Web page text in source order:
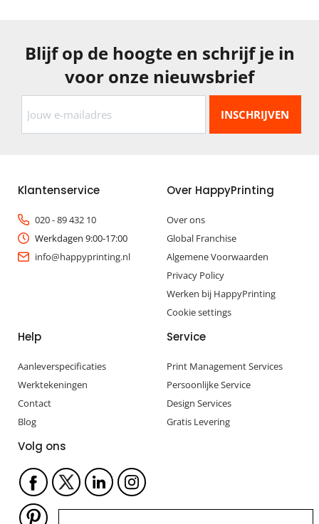
Blijf op de hoogte en schrijf je in
voor onze nieuwsbrief
Klantenservice
020 - 89 432 10
Werkdagen 9:00-17:00
info@happyprinting.nl
Over HappyPrinting
Over ons
Global Franchise
Algemene Voorwaarden
Privacy Policy
Werken bij HappyPrinting
Cookie settings
Help
Aanleverspecificaties
Werktekeningen
Contact
Blog
Service
Print Management Services
Persoonlijke Service
Design Services
Gratis Levering
Volg ons